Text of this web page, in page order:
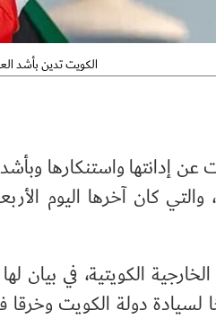
الكويت تدين بأشد
إدانتها واستنكارها وبأشد
والتي كان آخرها اليوم
الكويتية، في بيان
لسيادة دولة الكويت